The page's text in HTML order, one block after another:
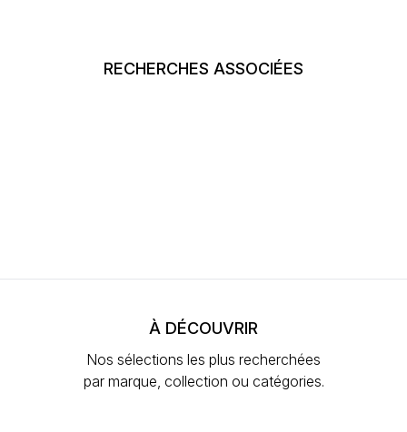
RECHERCHES ASSOCIÉES
À DÉCOUVRIR
Nos sélections les plus recherchées
par marque, collection ou catégories.